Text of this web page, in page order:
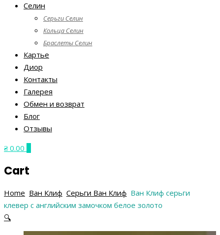
Селин
Серьги Селин
Кольца Селин
Браслеты Селин
Картье
Диор
Контакты
Галерея
Обмен и возврат
Блог
Отзывы
₴ 0.00
Cart
Home Ван Клиф Серьги Ван Клиф Ван Клиф серьги
клевер с английским замочком белое золото
Навигация
Предыдущий
товар
Следующий
товар
🔍